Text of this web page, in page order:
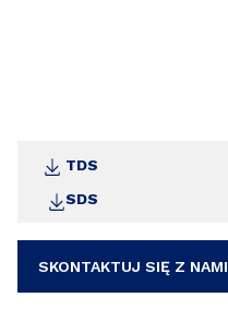
TDS
SDS
SKONTAKTUJ SIĘ Z NAMI